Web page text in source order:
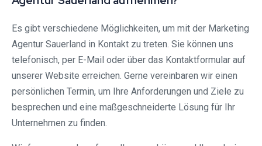
Es gibt verschiedene Möglichkeiten, um mit der Marketing
Agentur Sauerland in Kontakt zu treten. Sie können uns
telefonisch, per E-Mail oder über das Kontaktformular auf
unserer Website erreichen. Gerne vereinbaren wir einen
persönlichen Termin, um Ihre Anforderungen und Ziele zu
besprechen und eine maßgeschneiderte Lösung für Ihr
Unternehmen zu finden.